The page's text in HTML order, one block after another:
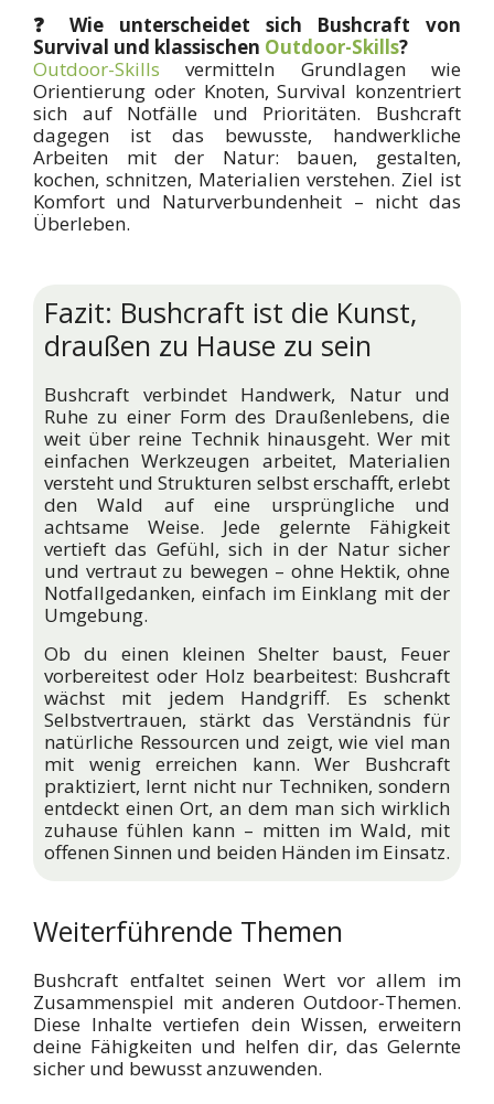
❓ Wie unterscheidet sich Bushcraft von
Survival und klassischen Outdoor-Skills?
Outdoor-Skills vermitteln Grundlagen wie
Orientierung oder Knoten, Survival konzentriert
sich auf Notfälle und Prioritäten. Bushcraft
dagegen ist das bewusste, handwerkliche
Arbeiten mit der Natur: bauen, gestalten,
kochen, schnitzen, Materialien verstehen. Ziel ist
Komfort und Naturverbundenheit – nicht das
Überleben.
Fazit: Bushcraft ist die Kunst,
draußen zu Hause zu sein
Bushcraft verbindet Handwerk, Natur und
Ruhe zu einer Form des Draußenlebens, die
weit über reine Technik hinausgeht. Wer mit
einfachen Werkzeugen arbeitet, Materialien
versteht und Strukturen selbst erschafft, erlebt
den Wald auf eine ursprüngliche und
achtsame Weise. Jede gelernte Fähigkeit
vertieft das Gefühl, sich in der Natur sicher
und vertraut zu bewegen – ohne Hektik, ohne
Notfallgedanken, einfach im Einklang mit der
Umgebung.
Ob du einen kleinen Shelter baust, Feuer
vorbereitest oder Holz bearbeitest: Bushcraft
wächst mit jedem Handgriff. Es schenkt
Selbstvertrauen, stärkt das Verständnis für
natürliche Ressourcen und zeigt, wie viel man
mit wenig erreichen kann. Wer Bushcraft
praktiziert, lernt nicht nur Techniken, sondern
entdeckt einen Ort, an dem man sich wirklich
zuhause fühlen kann – mitten im Wald, mit
offenen Sinnen und beiden Händen im Einsatz.
Weiterführende Themen
Bushcraft entfaltet seinen Wert vor allem im
Zusammenspiel mit anderen Outdoor-Themen.
Diese Inhalte vertiefen dein Wissen, erweitern
deine Fähigkeiten und helfen dir, das Gelernte
sicher und bewusst anzuwenden.